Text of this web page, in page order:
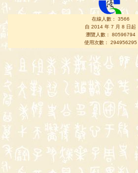
在線人數： 3566
自 2014 年 7 月 8 日起
瀏覽人數： 80596794
使用次數： 294956295